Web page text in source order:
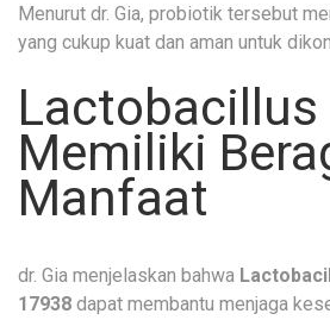
Menurut dr. Gia, probiotik tersebut
yang cukup kuat dan aman untuk
Lactobacillus
Memiliki
Manfaat
dr. Gia menjelaskan bahwa
17938 dapat membantu menjaga